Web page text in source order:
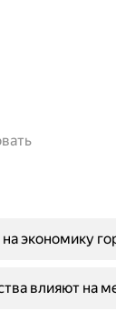
экономику
влияют на